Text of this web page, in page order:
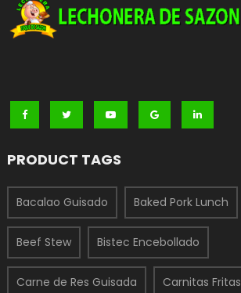
PRODUCT TAGS
Bacalao Guisado Baked Pork Lunch
Beef Stew Bistec Encebollado
Carne de Res Guisada Carnitas Fritas